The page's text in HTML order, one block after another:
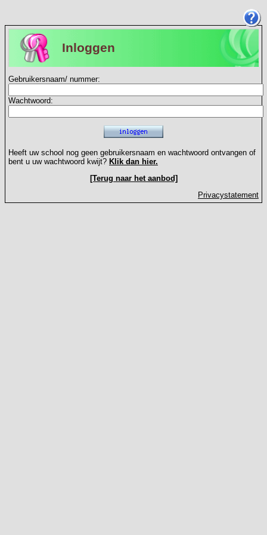
Inloggen
Gebruikersnaam/ nummer:
Wachtwoord:
Heeft uw school nog geen gebruikersnaam en wachtwoord ontvangen of
bent u uw wachtwoord kwijt? Klik dan hier.
[Terug naar het aanbod]
Privacystatement